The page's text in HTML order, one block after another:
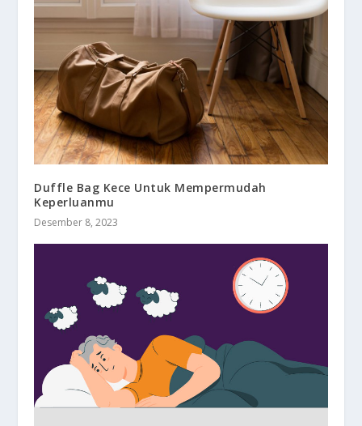
Duffle Bag Kece Untuk Mempermudah
Keperluanmu
Desember 8, 2023